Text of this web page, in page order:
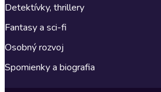
Detektívky, thrillery
Fantasy a sci-fi
Osobný rozvoj
Spomienky a biografia